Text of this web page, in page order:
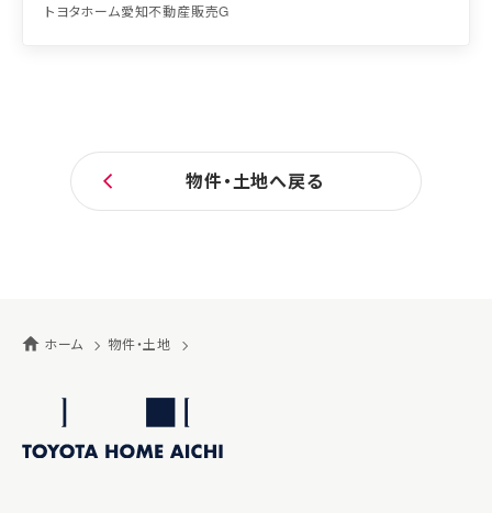
トヨタホーム愛知不動産販売G
物件・土地へ戻る
ホーム 物件・土地